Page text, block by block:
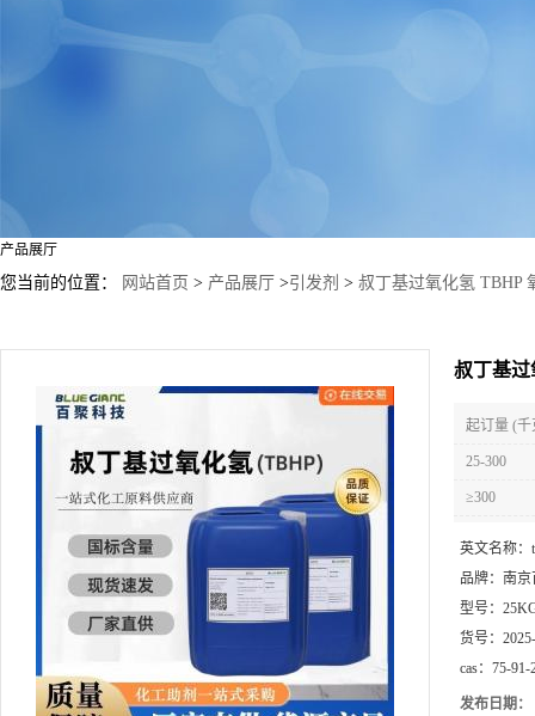
产品展厅
您当前的位置： 网站首页 > 产品展厅 >引发剂 > 叔丁基过氧化氢 TBHP
叔丁基过
起订量 (千
25-300
≥300
英文名称：
品牌： 南京
型号：
货号：
cas： 75-91-
发布日期：